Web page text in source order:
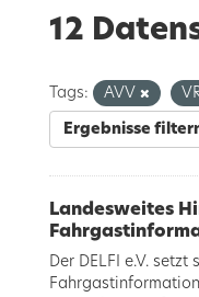
12
Tags: AVV
Ergebnisse
Landesweites
Der DELFI e.V.